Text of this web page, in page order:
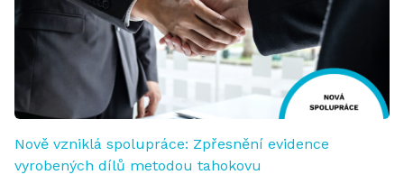
Nově vzniklá spolupráce: Zpřesnění evidence
vyrobených dílů metodou tahokovu